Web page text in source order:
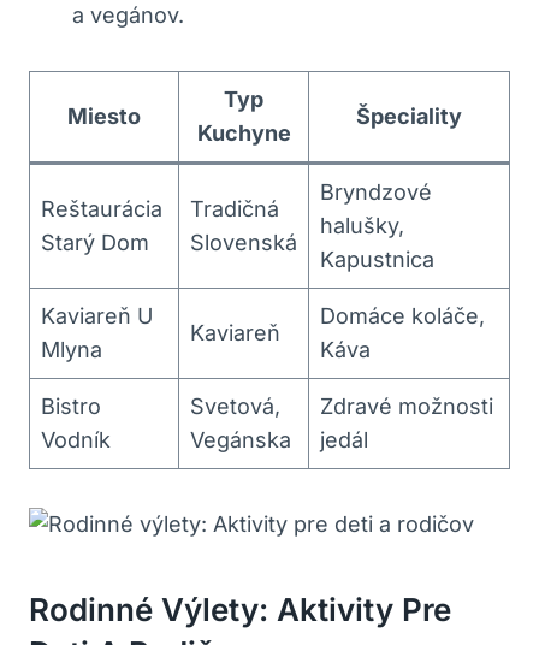
a vegánov.
Miesto
Typ
Kuchyne
Špeciality
Reštaurácia
Starý Dom
Tradičná
Slovenská
Bryndzové
halušky,
Kapustnica
Kaviareň U
Mlyna
Kaviareň
Domáce koláče,
Káva
Bistro
Vodník
Svetová,
Vegánska
Zdravé možnosti
jedál
Rodinné Výlety: Aktivity Pre